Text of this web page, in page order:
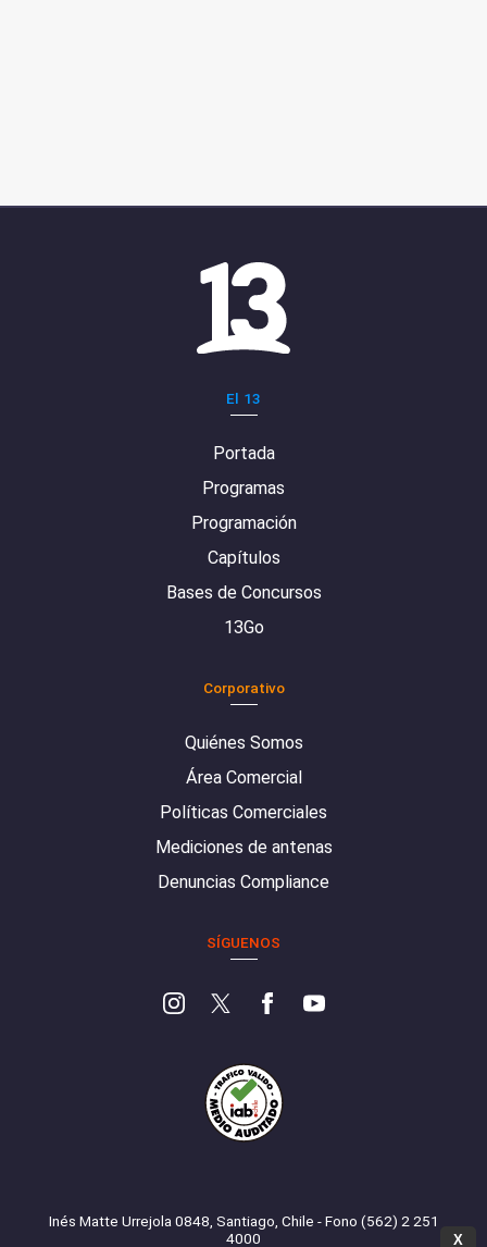
El 13
Portada
Programas
Programación
Capítulos
Bases de Concursos
13Go
Corporativo
Quiénes Somos
Área Comercial
Políticas Comerciales
Mediciones de antenas
Denuncias Compliance
SÍGUENOS
Inés Matte Urrejola 0848, Santiago, Chile - Fono (562) 2 251
4000
X